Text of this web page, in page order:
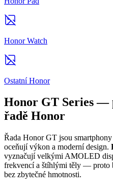
Honor Watch
Ostatní Honor
Honor GT Series —
řadě Honor
Řada Honor GT jsou
oceňují výkon a moderní design.
vyznačují velkými AMOLED
frekvencí a štíhlými těly — proto
bez zbytečné hmotnosti.